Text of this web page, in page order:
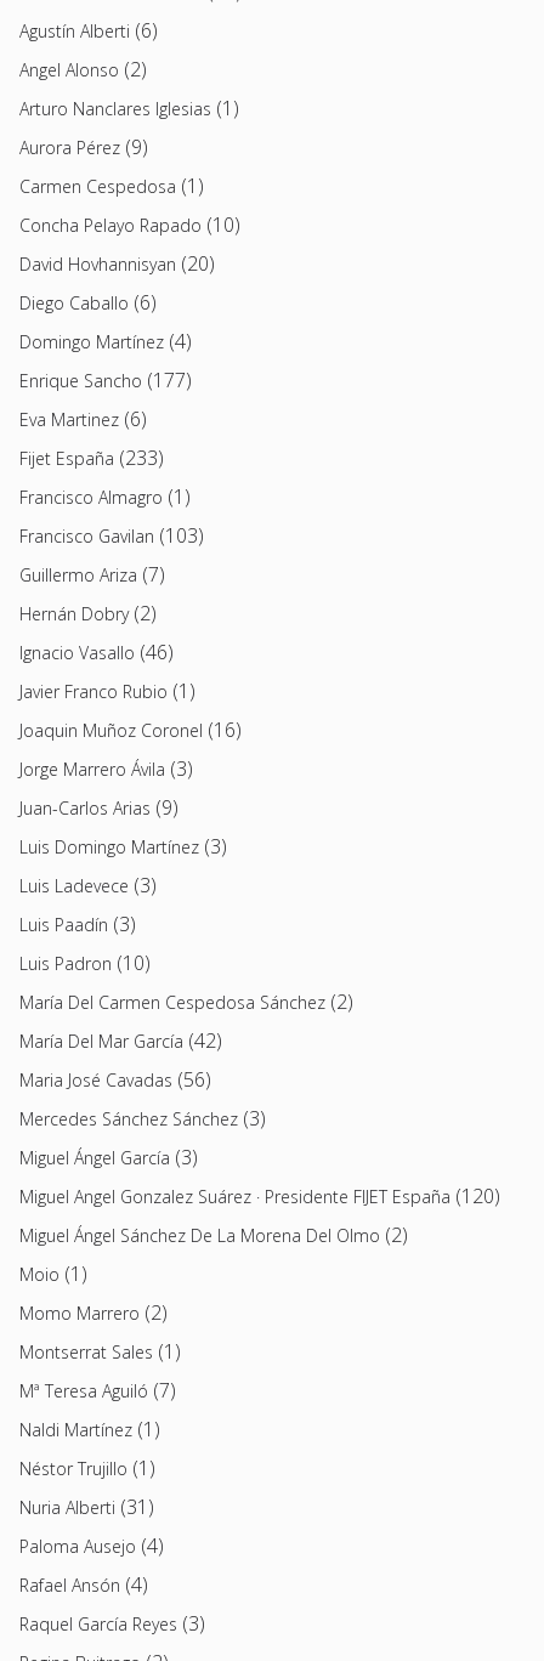
Agustín Alberti (6)
Angel Alonso (2)
Arturo Nanclares Iglesias (1)
Aurora Pérez (9)
Carmen Cespedosa (1)
Concha Pelayo Rapado (10)
David Hovhannisyan (20)
Diego Caballo (6)
Domingo Martínez (4)
Enrique Sancho (177)
Eva Martinez (6)
Fijet España (233)
Francisco Almagro (1)
Francisco Gavilan (103)
Guillermo Ariza (7)
Hernán Dobry(2)
Ignacio Vasallo (46)
Javier Franco Rubio (1)
Joaquin Muñoz Coronel (16)
Jorge Marrero Ávila (3)
Juan-Carlos Arias (9)
Luis Domingo Martínez (3)
Luis Ladevece (3)
Luis Paadín (3)
Luis Padron (10)
María Del Carmen Cespedosa Sánchez (2)
María Del Mar García (42)
Maria José Cavadas (56)
Mercedes Sánchez Sánchez (3)
Miguel Ángel García (3)
Miguel Angel Gonzalez Suárez · Presidente FIJET España (120)
Miguel Ángel Sánchez De La Morena Del Olmo (2)
Moio (1)
Momo Marrero (2)
Montserrat Sales (1)
Mª Teresa Aguiló (7)
Naldi Martínez (1)
Néstor Trujillo (1)
Nuria Alberti (31)
Paloma Ausejo (4)
Rafael Ansón (4)
Raquel García Reyes (3)